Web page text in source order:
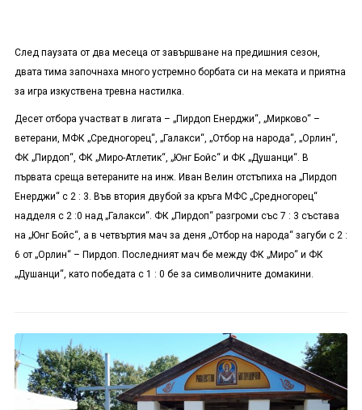
След паузата от два месеца от завършване на предишния сезон,
двата тима започнаха много устремно борбата си на меката и приятна
за игра изкуствена тревна настилка.
Десет отбора участват в лигата – „Пирдоп Енерджи“, „Мирково“ –
ветерани, МФК „Средногорец“, „Галакси“, „Отбор на народа“, „Орлин“,
ФК „Пирдоп“, ФК „Миро-Атлетик“, „Юнг Бойс“ и ФК „Душанци“. В
първата среща ветераните на инж. Иван Велин отстъпиха на „Пирдоп
Енерджи“ с 2 : 3. Във втория двубой за кръга МФС „Средногорец“
надделя с 2 :0 над „Галакси“. ФК „Пирдоп“ разгроми със 7 : 3 състава
на „Юнг Бойс“, а в четвъртия мач за деня „Отбор на народа“ загуби с 2 :
6 от „Орлин“ – Пирдоп. Последният мач бе между ФК „Миро“ и ФК
„Душанци“, като победата с 1 : 0 бе за символичните домакини.